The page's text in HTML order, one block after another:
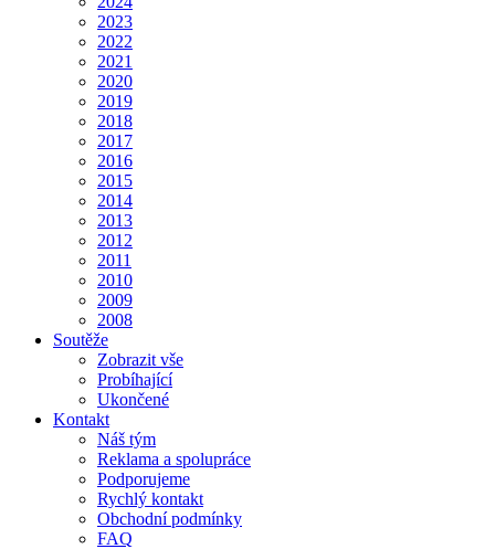
2023
2022
2021
2020
2019
2018
2017
2016
2015
2014
2013
2012
2011
2010
2009
2008
Soutěže
Zobrazit vše
Probíhající
Ukončené
Kontakt
Náš tým
Reklama a spolupráce
Podporujeme
Rychlý kontakt
Obchodní podmínky
FAQ